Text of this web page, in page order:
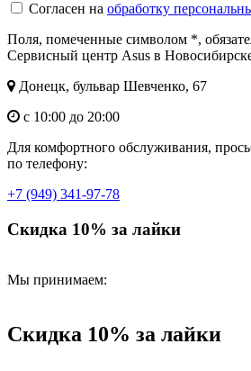
Согласен на обработку
Поля, помеченные символом *,
Сервисный центр Asus в
Донецк, бульвар Шевченко, 67
с 10:00 до 20:00
Для комфортного обслуживания,
по телефону:
+7 (949) 341-97-78
Скидка 10% за лайки
Мы принимаем:
Скидка 10% за лайки